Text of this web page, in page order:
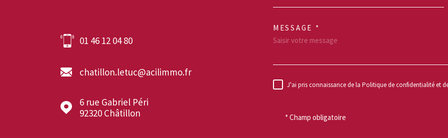
01 46 12 04 80
chatillon.letuc@acilimmo.fr
6 rue Gabriel Péri
92320
Châtillon
MESSAGE *
RÈGLEMENTATION
J'ai pris connaissance de la Politique de confidentialité et
* Champ obligatoire